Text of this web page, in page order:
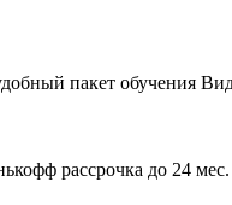
рассрочка до 24 мес.